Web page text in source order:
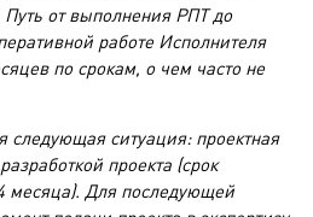
от выполнения РПТ до
работе Исполнителя
по срокам, о чем часто не
следующая ситуация: проектная
проекта (срок
месяца). Для последующей